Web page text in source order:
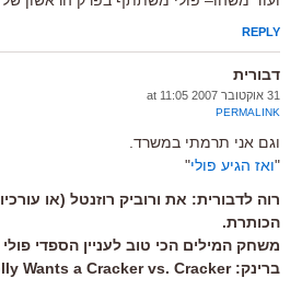
REPLY
דבורית
31 אוקטובר 2007 at 11:05
PERMALINK
וגם אני תרמתי במשרד.
"ואז הגיע פולי"
רוה לדבורית: את ורוביק רוזנטל (או
הכותרת.
משחק המילים הכי טוב לעניין הספדי פולי
ברינק: Polly Wants a Cracker vs. Cracker. שזה מעולה בעיני.